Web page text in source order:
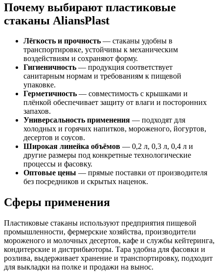
Почему выбирают пластиковые
стаканы AliansPlast
Лёгкость и прочность — стаканы удобны в
транспортировке, устойчивы к механическим
воздействиям и сохраняют форму.
Гигиеничность — продукция соответствует
санитарным нормам и требованиям к пищевой
упаковке.
Герметичность — совместимость с крышками и
плёнкой обеспечивает защиту от влаги и посторонних
запахов.
Универсальность применения — подходят для
холодных и горячих напитков, мороженого, йогуртов,
десертов и соусов.
Широкая линейка объёмов — 0,2 л, 0,3 л, 0,4 л и
другие размеры под конкретные технологические
процессы и фасовку.
Оптовые цены — прямые поставки от производителя
без посредников и скрытых наценок.
Сферы применения
Пластиковые стаканы используют предприятия пищевой
промышленности, фермерские хозяйства, производители
мороженого и молочных десертов, кафе и службы кейтеринга,
кондитерские и дистрибьюторы. Тара удобна для фасовки и
розлива, выдерживает хранение и транспортировку, подходит
для выкладки на полке и продажи на вынос.